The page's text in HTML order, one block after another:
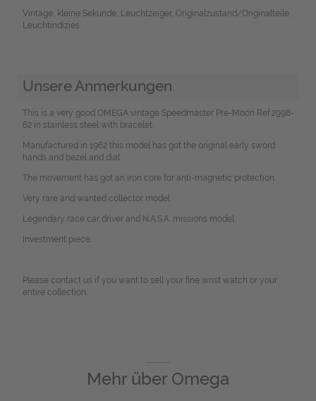
Vintage, kleine Sekunde, Leuchtzeiger, Originalzustand/Originalteile,
Leuchtindizies
Unsere Anmerkungen
This is a very good OMEGA vintage Speedmaster Pre-Moon Ref.2998-
62 in stainless steel with bracelet.
Manufactured in 1962 this model has got the original early sword
hands and bezel and dial.
The movement has got an iron core for anti-magnetic protection.
Very rare and wanted collector model.
Legendary race car driver and N.A.S.A. missions model.
Investment piece.
Please contact us if you want to sell your fine wrist watch or your
entire collection.
Mehr über Omega